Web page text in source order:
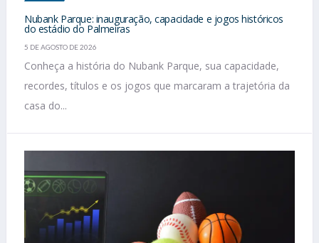
Nubank Parque: inauguração, capacidade e jogos históricos
do estádio do Palmeiras
5 DE AGOSTO DE 2026
Conheça a história do Nubank Parque, sua capacidade,
recordes, títulos e os jogos que marcaram a trajetória da
casa do...